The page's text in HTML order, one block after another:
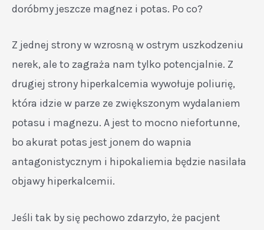
doróbmy jeszcze magnez i potas. Po co?
Z jednej strony w wzrosną w ostrym uszkodzeniu
nerek, ale to zagraża nam tylko potencjalnie. Z
drugiej strony hiperkalcemia wywołuje poliurię,
która idzie w parze ze zwiększonym wydalaniem
potasu i magnezu. A jest to mocno niefortunne,
bo akurat potas jest jonem do wapnia
antagonistycznym i hipokaliemia będzie nasilała
objawy hiperkalcemii.
Jeśli tak by się pechowo zdarzyło, że pacjent